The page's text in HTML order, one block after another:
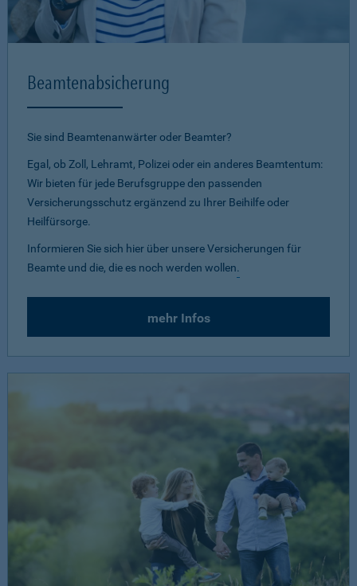
Beamtenabsicherung
Sie sind Beamtenanwärter oder Beamter?
Egal, ob Zoll, Lehramt, Polizei oder ein anderes Beamtentum:
Wir bieten für jede Berufsgruppe den passenden
Versicherungsschutz ergänzend zu Ihrer Beihilfe oder
Heilfürsorge.
Informieren Sie sich hier über unsere Versicherungen für
Beamte und die, die es noch werden wollen.
mehr Infos